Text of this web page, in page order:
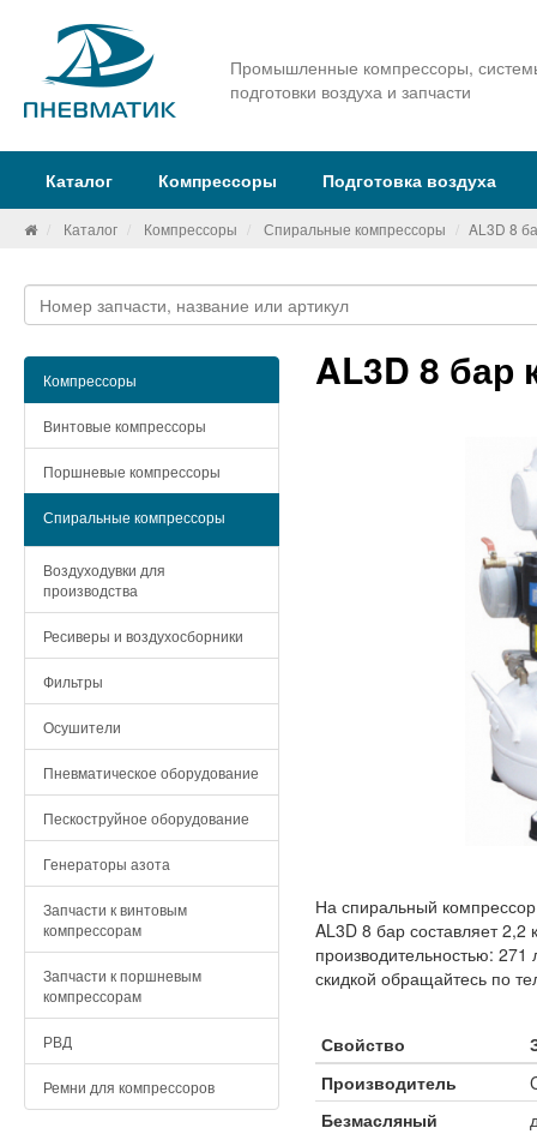
Промышленные компрессоры,
подготовки воздуха и запчасти
Каталог Компрессоры Подготовка воздуха
Каталог Компрессоры Спиральные компрессоры AL3D 8
Компрессоры
Винтовые компрессоры
Поршневые компрессоры
Спиральные компрессоры
Воздуходувки для
производства
Ресиверы и воздухосборники
Фильтры
Осушители
Пневматическое оборудование
Пескоструйное оборудование
Генераторы азота
Запчасти к винтовым
компрессорам
Запчасти к поршневым
компрессорам
РВД
Ремни для компрессоров
AL3D 8 бар
На спиральный
AL3D 8 бар составляет
производительностью:
скидкой обращайтесь по
Свойство
Производитель
Безмасляный